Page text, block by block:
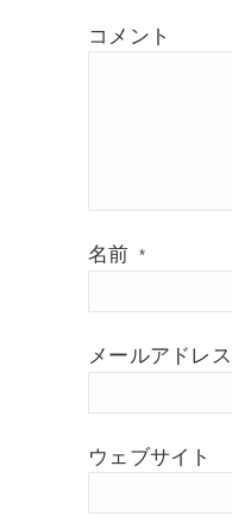
コメント
名前 *
メールアドレス
ウェブサイト